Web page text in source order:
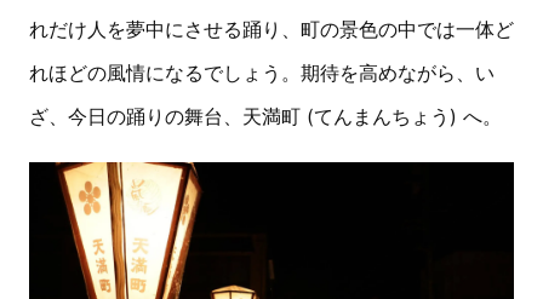
れだけ人を夢中にさせる踊り、町の景色の中では一体ど
れほどの風情になるでしょう。期待を高めながら、い
ざ、今日の踊りの舞台、天満町 (てんまんちょう) へ。